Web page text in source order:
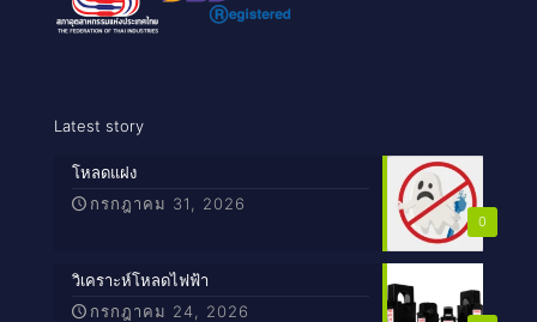
Latest story
0
โหลดแฝง
กรกฎาคม 31, 2026
วิเคราะห์โหลดไฟฟ้า
กรกฎาคม 24, 2026